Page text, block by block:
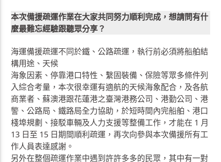
本次備援疏運作業在大家共同努力順利完成，想請問有什
麼最難忘經驗跟聽眾分享？
海運備援疏運不同於鐵、公路疏運，執行前必須將船舶結
構用途、天候
海象因素、停靠港口特性、繫固裝備、保險等眾多條件列
入綜合考量，本次很幸運有適航的天候海象配合，及各航
商業者、蘇澳港跟花蓮港之臺灣港務公司、港勤公司、港
警、公路局、鐵路局全力協助，於短時間內完船舶、港口
棧埠規劃、接駁車輛及人力支援等整備工作，才能在 1 月
13 日至 15 日期間順利疏運，再次向參與本次備援所有工
作人員表達感謝。
另外在整個疏運作業中遇到許許多多的民眾，其中有一對